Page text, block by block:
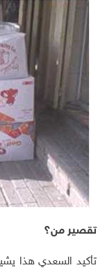
تقصير من؟
تأكيد السعدي هذا